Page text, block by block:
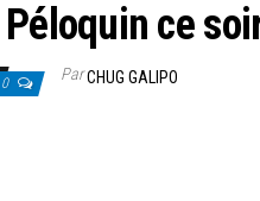
ce
0 ParCHUG GALIPO